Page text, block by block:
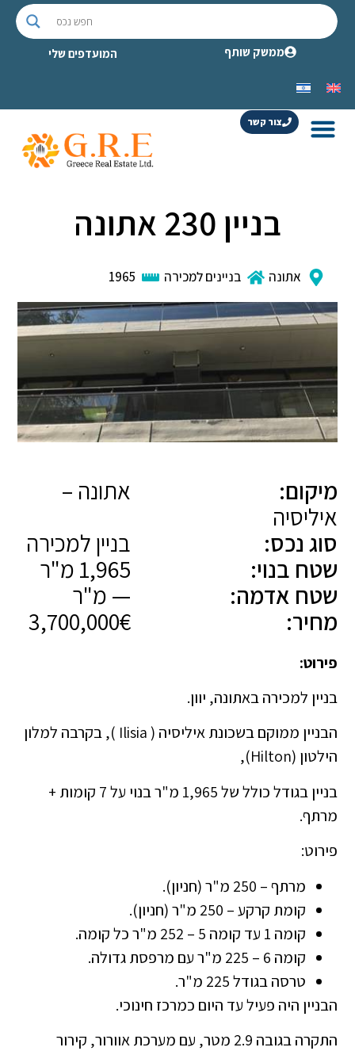
ממשק שותף המועדפים שלי
צור קשר
בניין 230 אתונה
אתונה בניינים למכירה 1965
מיקום:
אתונה –
איליסיה
סוג נכס:
בניין למכירה
שטח בנוי:
שטח אדמה:
— מ"ר
מחיר:
3,700,000€
פירוט:
בניין למכירה באתונה, יוון.
הבניין ממוקם בשכונת איליסיה ( Ilisia ), בקרבה למלון
הילטון (Hilton),
בניין בגודל כולל של 1,965 מ"ר בנוי על 7 קומות +
מרתף.
פירוט:
מרתף – 250 מ"ר (חניון).
קומת קרקע – 250 מ"ר (חניון).
קומה 1 עד קומה 5 – 252 מ"ר כל קומה.
קומה 6 – 225 מ"ר עם מרפסת גדולה.
טרסה בגודל 225 מ"ר.
הבניין היה פעיל עד היום כמרכז חינוכי.
התקרה בגובה 2.9 מטר, עם מערכת אוורור, קירור